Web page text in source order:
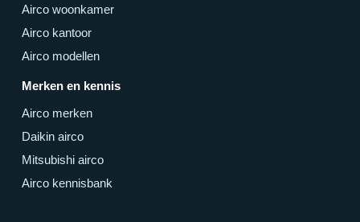
Airco woonkamer
Airco kantoor
Airco modellen
Merken en kennis
Airco merken
Daikin airco
Mitsubishi airco
Airco kennisbank